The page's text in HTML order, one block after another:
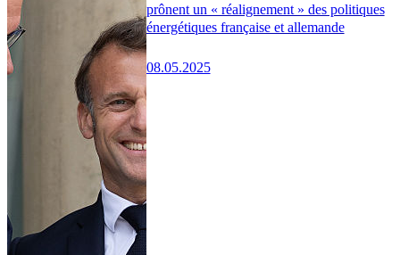
prônent un « réalignement » des politiques
énergétiques française et allemande
08.05.2025